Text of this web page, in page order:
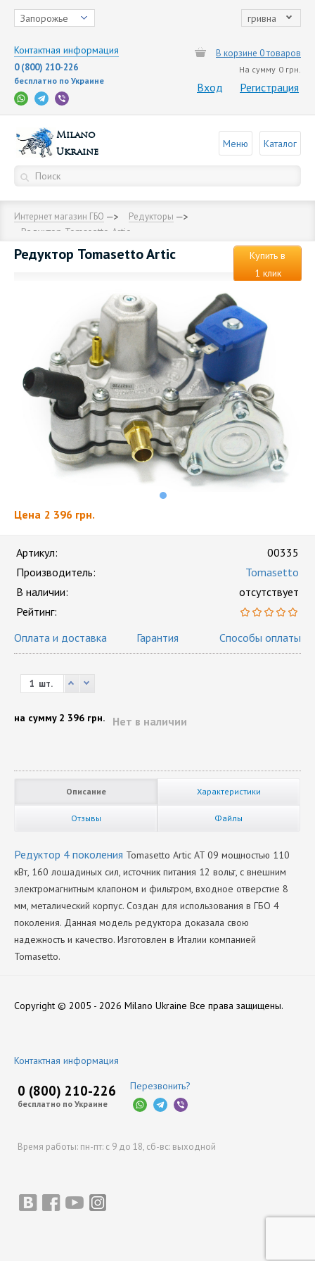
Запорожье гривна
Контактная информация
0 (800) 210-226
бесплатно по Украине
В корзине 0 товаров
На сумму 0 грн.
Вход Регистрация
Milano
Ukraine
Меню Каталог
Интернет магазин ГБО Редукторы
Редуктор Tomasetto Artiс
Редуктор Tomasetto Artiс
Купить в
1 клик
Цена 2 396 грн.
Артикул:
00335
Производитель:
Tomasetto
В наличии:
отсутствует
Рейтинг:
Оплата и доставка
Гарантия Способы оплаты
шт.
Нет в наличии
на сумму 2 396 грн.
Описание Характеристики
Отзывы Файлы
Редуктор 4 поколения Tomasetto Artic AT 09 мощностью 110
кВт, 160 лошадиных сил, источник питания 12 вольт, с внешним
электромагнитным клапоном и фильтром, входное отверстие 8
мм, металический корпус. Создан для использования в ГБО 4
поколения. Данная модель редуктора доказала свою
надежность и качество. Изготовлен в Италии компанией
Tomasetto.
Мощность катушки (Вт)
160
Напряжение катушки (В)
12
Tomasetto
Copyright © 2005 - 2026 Milano Ukraine Все права защищены.
Контактная информация
0 (800) 210-226
бесплатно по Украине
Перезвонить?
Время работы: пн-пт: с 9 до 18, сб-вс: выходной